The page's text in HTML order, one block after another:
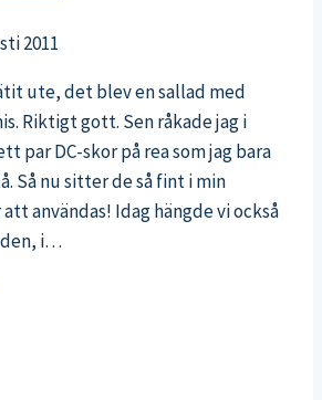
2011
ute, det blev en sallad med
Riktigt gott. Sen råkade jag i
par DC-skor på rea som jag bara
Så nu sitter de så fint i min
användas! Idag hängde vi också
i…